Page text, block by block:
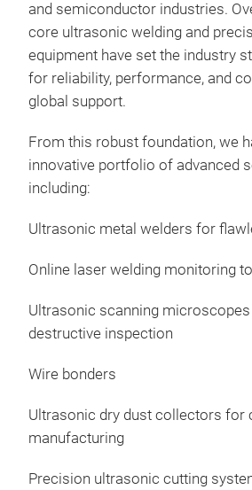
and semiconductor industries.
core ultrasonic welding and
equipment have set the industry
for reliability, performance, and
global support.
From this robust foundation, we
innovative portfolio of advanced
including:
Ultrasonic metal welders for
Online laser welding monitoring
Ultrasonic scanning
destructive inspection
Wire bonders
Ultrasonic dry dust collectors for
manufacturing
Precision ultrasonic cutting